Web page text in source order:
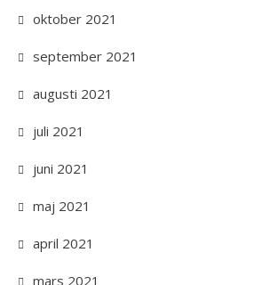
oktober 2021
september 2021
augusti 2021
juli 2021
juni 2021
maj 2021
april 2021
mars 2021